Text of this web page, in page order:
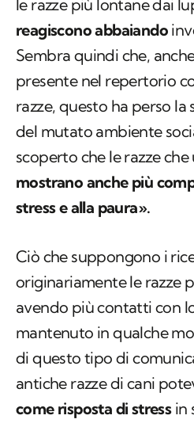
le razze più lontane dai
reagiscono abbaiando
Sembra quindi che,
presente nel repertorio
razze, questo ha perso la
del mutato ambiente
scoperto che le razze
mostrano anche più
stress e alla paura».
Ciò che suppongono i
originariamente le razze
avendo più contatti con
mantenuto in qualche
di questo tipo di
antiche razze di cani
come risposta di stressin